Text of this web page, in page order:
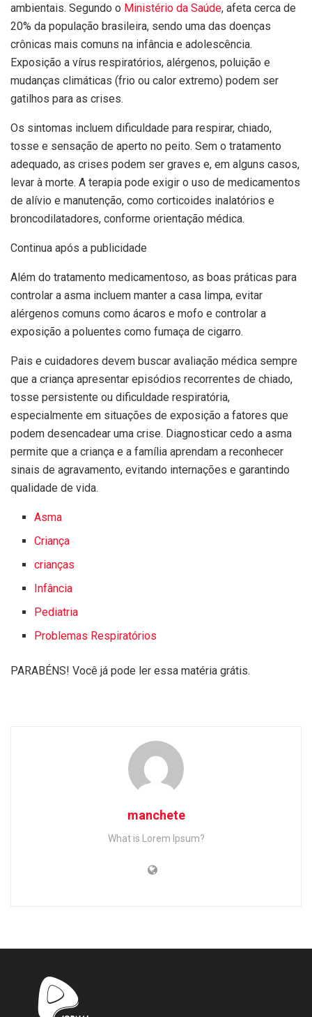
ambientais. Segundo o Ministério da Saúde, afeta cerca de
20% da população brasileira, sendo uma das doenças
crônicas mais comuns na infância e adolescência.
Exposição a vírus respiratórios, alérgenos, poluição e
mudanças climáticas (frio ou calor extremo) podem ser
gatilhos para as crises.
Os sintomas incluem dificuldade para respirar, chiado,
tosse e sensação de aperto no peito. Sem o tratamento
adequado, as crises podem ser graves e, em alguns casos,
levar à morte. A terapia pode exigir o uso de medicamentos
de alívio e manutenção, como corticoides inalatórios e
broncodilatadores, conforme orientação médica.
Continua após a publicidade
Além do tratamento medicamentoso, as boas práticas para
controlar a asma incluem manter a casa limpa, evitar
alérgenos comuns como ácaros e mofo e controlar a
exposição a poluentes como fumaça de cigarro.
Pais e cuidadores devem buscar avaliação médica sempre
que a criança apresentar episódios recorrentes de chiado,
tosse persistente ou dificuldade respiratória,
especialmente em situações de exposição a fatores que
podem desencadear uma crise. Diagnosticar cedo a asma
permite que a criança e a família aprendam a reconhecer
sinais de agravamento, evitando internações e garantindo
qualidade de vida.
Asma
Criança
crianças
Infância
Pediatria
Problemas Respiratórios
PARABÉNS! Você já pode ler essa matéria grátis.
manchete
What is Lorem Ipsum?